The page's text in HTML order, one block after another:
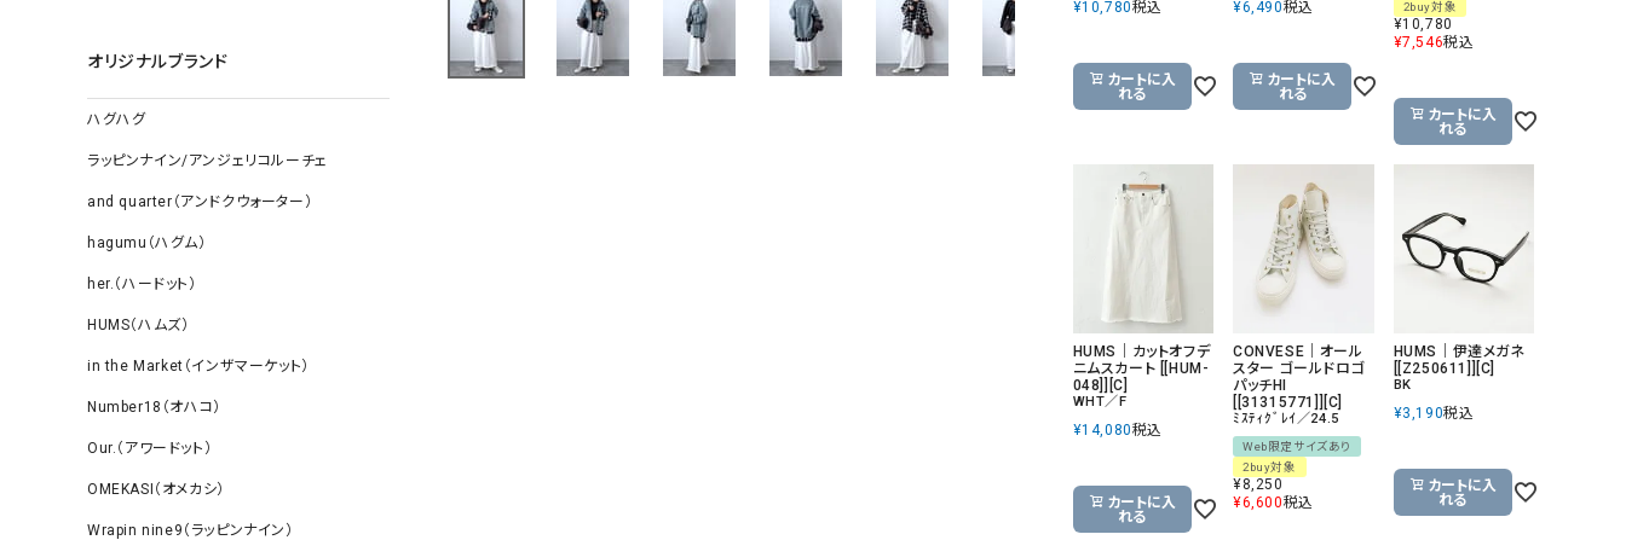
blue willow（ブルーウィロー） Osmosis（オズモシス）
prit（プリット）
CUBE SUGAR（キューブシュガー）
CONVERSE ALL STAR（コンバースオー
Risley（リズレー）
Champion（チャンピオン）
DENIM DUNGAREE（デニムダンガリー） SO（エスオー）
SUN VALLEY（サンバレー）
EVOL（イーボル）
Emma Taylor（エマテイラー） SUGAR ROSE（シュガーロ
FLAVOR TEE（フレーバーティー） squady by graphite（スカ
GO TO HOLLYWOOD（ゴートゥーハリウ
G-STAR RAW（ジースターロウ） tumugu:（ツムグ）
オリジナルブランド
ハグハグ
ラッピンナイン/アンジェリコルーチェ
and quarter（アンドクウォーター）
hagumu（ハグム）
her.（ハードット）
HUMS（ハムズ）
in the Market（インザマーケット）
Number18（オハコ）
Our.（アワードット）
OMEKASI（オメカシ）
Wrapin nine9（ラッピンナイン）
¥10,780税込
カートに入
れる
¥6,490税込
カートに入
れる
2buy対象
¥10,780
¥7,546税込
カートに入
れる
HUMS｜カットオフデ
ニムスカート [[HUM-
048]][C]
WHT／F
¥14,080税込
カートに入
れる
CONVESE｜オール
スター ゴールドロゴ
パッチHI
[[31315771]][C]
ﾐｽﾃｨｸﾞﾚｲ／24.5
Web限定サイズあり
2buy対象
¥8,250
¥6,600税込
HUMS｜伊達メガネ
[[Z250611]][C]
BK
¥3,190税込
カートに入
れる